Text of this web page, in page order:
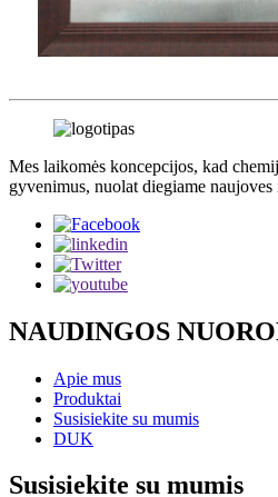
Mes laikomės koncepcijos, kad
gyvenimus, nuolat diegiame naujoves
NAUDINGOS
Apie mus
Produktai
Susisiekite su mumis
DUK
Susisiekite su mumis